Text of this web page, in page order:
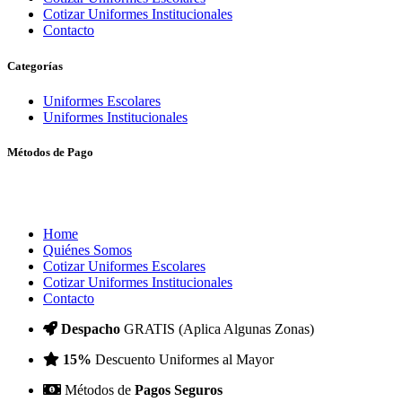
Cotizar Uniformes Institucionales
Contacto
Categorías
Uniformes Escolares
Uniformes Institucionales
Métodos de Pago
Home
Quiénes Somos
Cotizar Uniformes Escolares
Cotizar Uniformes Institucionales
Contacto
Despacho GRATIS (Aplica Algunas Zonas)
15% Descuento Uniformes al Mayor
Métodos de Pagos Seguros